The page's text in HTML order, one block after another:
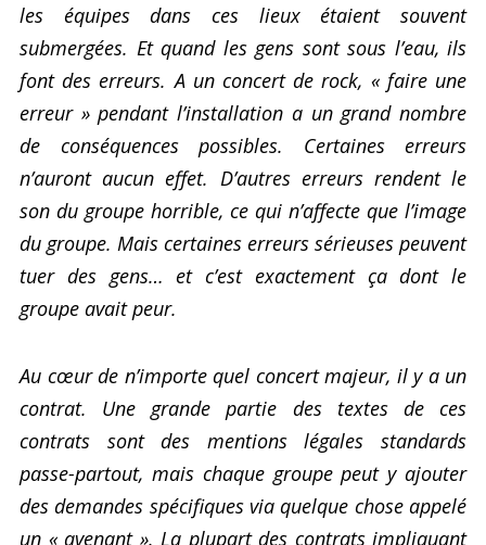
les équipes dans ces lieux étaient souvent
submergées. Et quand les gens sont sous l’eau, ils
font des erreurs. A un concert de rock, « faire une
erreur » pendant l’installation a un grand nombre
de conséquences possibles. Certaines erreurs
n’auront aucun effet. D’autres erreurs rendent le
son du groupe horrible, ce qui n’affecte que l’image
du groupe. Mais certaines erreurs sérieuses peuvent
tuer des gens… et c’est exactement ça dont le
groupe avait peur.
Au cœur de n’importe quel concert majeur, il y a un
contrat. Une grande partie des textes de ces
contrats sont des mentions légales standards
passe-partout, mais chaque groupe peut y ajouter
des demandes spécifiques via quelque chose appelé
un « avenant ». La plupart des contrats impliquant